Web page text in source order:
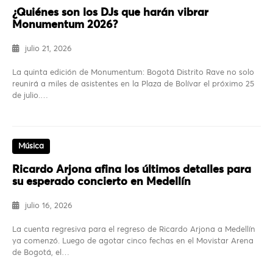
¿Quiénes son los DJs que harán vibrar
Monumentum 2026?
julio 21, 2026
La quinta edición de Monumentum: Bogotá Distrito Rave no solo
reunirá a miles de asistentes en la Plaza de Bolívar el próximo 25
de julio.…
Música
Ricardo Arjona afina los últimos detalles para
su esperado concierto en Medellín
julio 16, 2026
La cuenta regresiva para el regreso de Ricardo Arjona a Medellín
ya comenzó. Luego de agotar cinco fechas en el Movistar Arena
de Bogotá, el…